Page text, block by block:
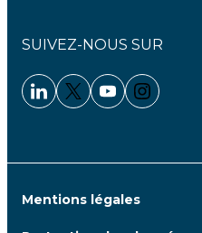
SUIVEZ-NOUS SUR
Linkedin - Clariane
Twitter -Youtube -
Mentions légales